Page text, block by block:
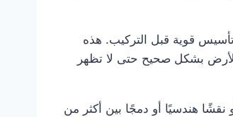
تأسيس قوية قبل التركيب. هذه
بشكل صحيح حتى لا تظهر
هندسيًا أو دمجًا بين أكثر من